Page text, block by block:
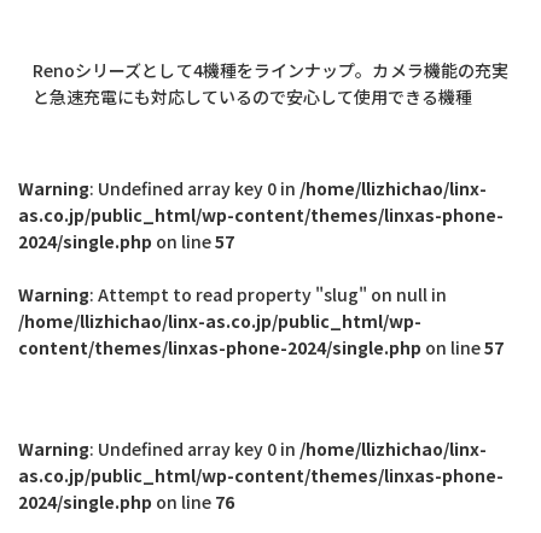
Renoシリーズとして4機種をラインナップ。カメラ機能の充実
と急速充電にも対応しているので安心して使用できる機種
Warning: Undefined array key 0 in /home/llizhichao/linx-
as.co.jp/public_html/wp-content/themes/linxas-phone-
2024/single.php on line57
Warning: Attempt to read property "slug" on null in
/home/llizhichao/linx-as.co.jp/public_html/wp-
content/themes/linxas-phone-2024/single.php on line57
Warning: Undefined array key 0 in /home/llizhichao/linx-
as.co.jp/public_html/wp-content/themes/linxas-phone-
2024/single.php on line 76